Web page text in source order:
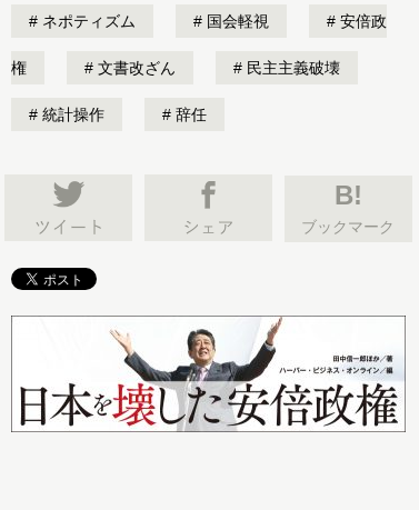
ネポティズム 国会軽視 安倍政
権 文書改ざん 民主主義破壊
統計操作 辞任
B!
ブックマーク